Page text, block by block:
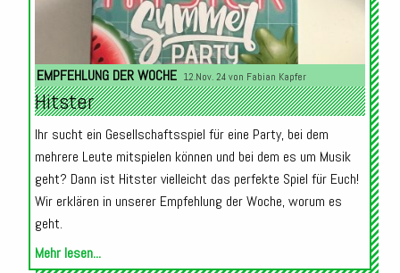
EMPFEHLUNG DER WOCHE 12.Nov. 24 von Fabian Kapfer
Hitster
Ihr sucht ein Gesellschaftsspiel für eine Party, bei dem
mehrere Leute mitspielen können und bei dem es um Musik
geht? Dann ist Hitster vielleicht das perfekte Spiel für Euch!
Wir erklären in unserer Empfehlung der Woche, worum es
geht.
Mehr lesen...